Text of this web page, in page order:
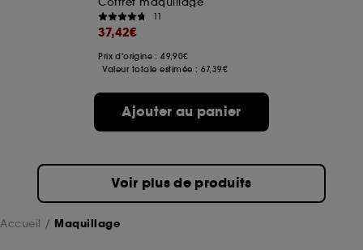
11
37,42€
Prix d'origine : 49,90€
Valeur totale estimée :67,39€
Ajouter au panier
Voir plus de produits
Accueil Maquillage
A l'exception des cookies techniques, le dépôt et la
lecture de ces traceurs requiert votre accord. Vous
pouvez personnaliser vos choix concernant le dépôt
choix" ci-dessous ou décider de "tout accepter".
Sephora pourra associer les informations de
navigation collectées par ces Cookies, pour les
sur "continuer sans accepter". Voous pouvez à tout
moment choisir de retirer votrte consentement. Si vous
souhaitez obtenir plus d'information sur les cookies